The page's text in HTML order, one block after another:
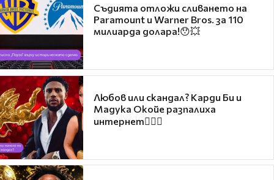
Съдията отложи сливането на
Paramount и Warner Bros. за 110
милиарда долара!😯💥
Любов или скандал? Карди Би и
Мадука Окойе разпалиха
интернет❤️‍🔥🔥